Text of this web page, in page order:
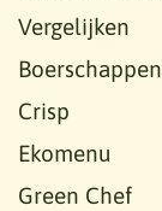
Vergelijken
Boerschappen
Crisp
Ekomenu
Green Chef